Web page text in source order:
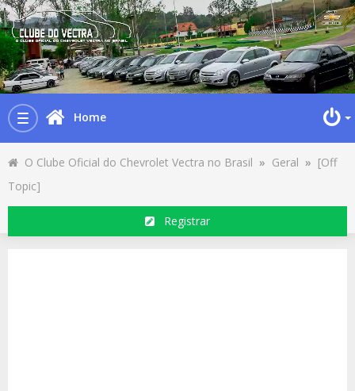
Toggle
navigation
Home
O Clube Oficial do Chevrolet Vectra no Brasil » Geral » [Off
Topic]
Registrar